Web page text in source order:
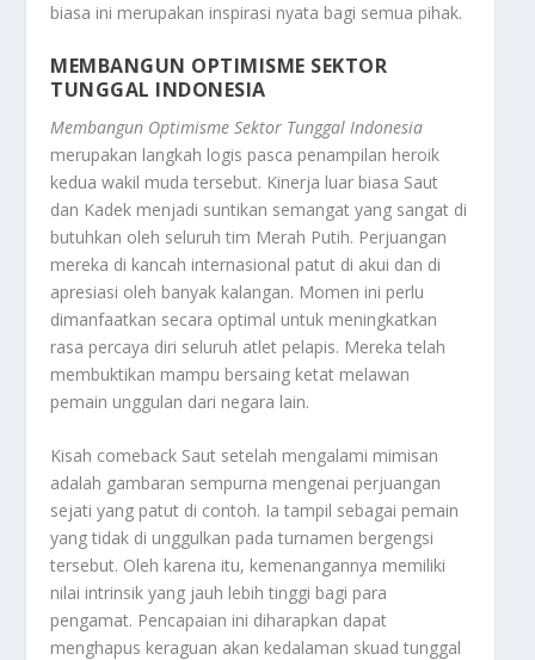
biasa ini merupakan inspirasi nyata bagi semua pihak.
MEMBANGUN OPTIMISME SEKTOR
TUNGGAL INDONESIA
Membangun Optimisme Sektor Tunggal Indonesia
merupakan langkah logis pasca penampilan heroik
kedua wakil muda tersebut. Kinerja luar biasa Saut
dan Kadek menjadi suntikan semangat yang sangat di
butuhkan oleh seluruh tim Merah Putih. Perjuangan
mereka di kancah internasional patut di akui dan di
apresiasi oleh banyak kalangan. Momen ini perlu
dimanfaatkan secara optimal untuk meningkatkan
rasa percaya diri seluruh atlet pelapis. Mereka telah
membuktikan mampu bersaing ketat melawan
pemain unggulan dari negara lain.
Kisah comeback Saut setelah mengalami mimisan
adalah gambaran sempurna mengenai perjuangan
sejati yang patut di contoh. Ia tampil sebagai pemain
yang tidak di unggulkan pada turnamen bergengsi
tersebut. Oleh karena itu, kemenangannya memiliki
nilai intrinsik yang jauh lebih tinggi bagi para
pengamat. Pencapaian ini diharapkan dapat
menghapus keraguan akan kedalaman skuad tunggal